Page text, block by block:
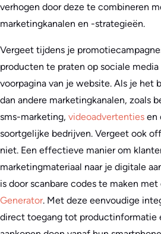
verhogen door deze te combineren
marketingkanalen en -strategieën.
Vergeet tijdens je
producten te praten op sociale
voorpagina van je website. Als je het
dan andere marketingkanalen, zoals
sms-marketing, videoadvertenties en
soortgelijke bedrijven. Vergeet ook
niet. Een effectieve manier om
marketingmateriaal naar je digitale
is door scanbare codes te maken met
Generator. Met deze eenvoudige
direct toegang tot productinformatie